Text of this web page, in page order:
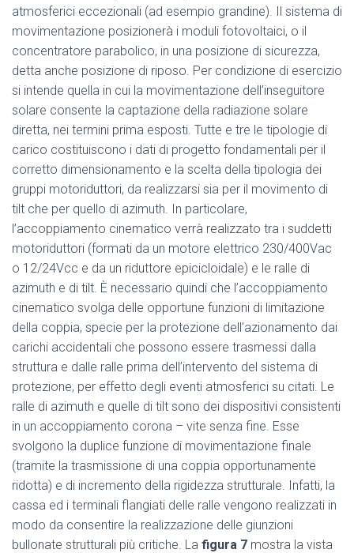
atmosferici eccezionali (ad esempio grandine). Il sistema di
movimentazione posizionerà i moduli fotovoltaici, o il
concentratore parabolico, in una posizione di sicurezza,
detta anche posizione di riposo. Per condizione di esercizio
si intende quella in cui la movimentazione dell’inseguitore
solare consente la captazione della radiazione solare
diretta, nei termini prima esposti. Tutte e tre le tipologie di
carico costituiscono i dati di progetto fondamentali per il
corretto dimensionamento e la scelta della tipologia dei
gruppi motoriduttori, da realizzarsi sia per il movimento di
tilt che per quello di azimuth. In particolare,
l’accoppiamento cinematico verrà realizzato tra i suddetti
motoriduttori (formati da un motore elettrico 230/400Vac
o 12/24Vcc e da un riduttore epicicloidale) e le ralle di
azimuth e di tilt. È necessario quindi che l’accoppiamento
cinematico svolga delle opportune funzioni di limitazione
della coppia, specie per la protezione dell’azionamento dai
carichi accidentali che possono essere trasmessi dalla
struttura e dalle ralle prima dell’intervento del sistema di
protezione, per effetto degli eventi atmosferici su citati. Le
ralle di azimuth e quelle di tilt sono dei dispositivi consistenti
in un accoppiamento corona – vite senza fine. Esse
svolgono la duplice funzione di movimentazione finale
(tramite la trasmissione di una coppia opportunamente
ridotta) e di incremento della rigidezza strutturale. Infatti, la
cassa ed i terminali flangiati delle ralle vengono realizzati in
modo da consentire la realizzazione delle giunzioni
bullonate strutturali più critiche. La figura 7 mostra la vista